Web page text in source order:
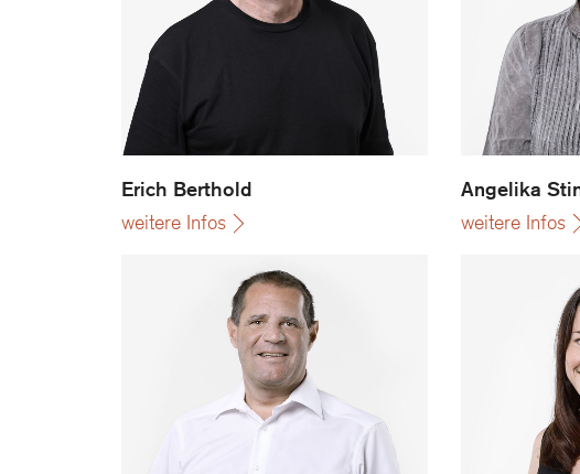
Erich Berthold
weitere Infos
Angelika
weitere Infos